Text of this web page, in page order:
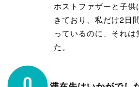
ホストファザーと子供
きており、私だけ2日
っているのに、それは
た。